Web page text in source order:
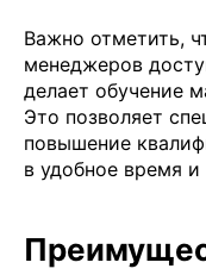
Важно отметить,
менеджеров
делает обучение
Это позволяет
повышение
в удобное время